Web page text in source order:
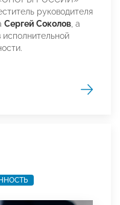
руководителя
Сергей Соколов , а